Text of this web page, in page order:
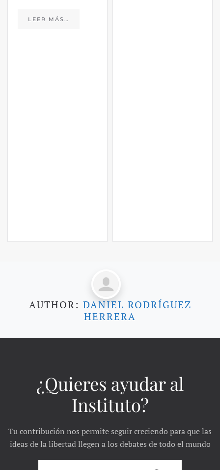
LEER MÁS…
AUTHOR: DANIEL RODRÍGUEZ
HERRERA
¿Quieres ayudar al
Instituto?
Tu contribución nos permite seguir creciendo para que las
ideas de la libertad llegen a los debates de todo el mundo